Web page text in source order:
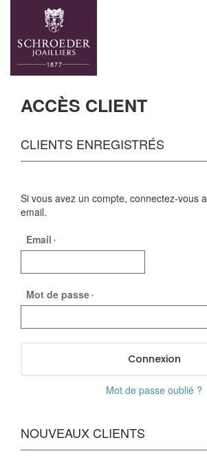
ACCÈS CLIENT
CLIENTS ENREGISTRÉS
Si vous avez un compte, connectez-vous
email.
Email
Mot de passe
Connexion
Mot de passe oublié ?
NOUVEAUX CLIENTS